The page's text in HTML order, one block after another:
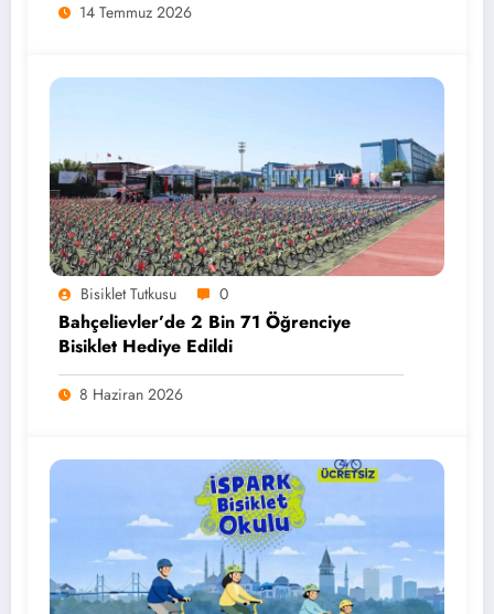
14 Temmuz 2026
Bisiklet Tutkusu 0
Bahçelievler’de 2 Bin 71 Öğrenciye
Bisiklet Hediye Edildi
8 Haziran 2026